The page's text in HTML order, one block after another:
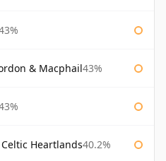
& Macphail43%
Heartlands40.2%